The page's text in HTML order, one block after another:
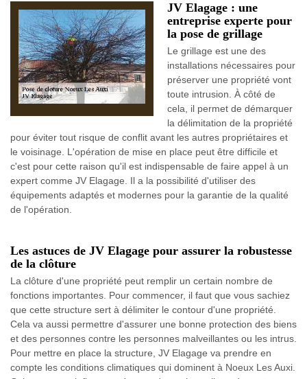
JV Elagage : une
entreprise experte pour
la pose de grillage
Le grillage est une des
installations nécessaires pour
préserver une propriété vont
toute intrusion. À côté de
cela, il permet de démarquer
la délimitation de la propriété
pour éviter tout risque de conflit avant les autres propriétaires et
le voisinage. L'opération de mise en place peut être difficile et
c'est pour cette raison qu'il est indispensable de faire appel à un
expert comme JV Elagage. Il a la possibilité d'utiliser des
équipements adaptés et modernes pour la garantie de la qualité
de l'opération.
Les astuces de JV Elagage pour assurer la robustesse
de la clôture
La clôture d'une propriété peut remplir un certain nombre de
fonctions importantes. Pour commencer, il faut que vous sachiez
que cette structure sert à délimiter le contour d'une propriété.
Cela va aussi permettre d'assurer une bonne protection des biens
et des personnes contre les personnes malveillantes ou les intrus.
Pour mettre en place la structure, JV Elagage va prendre en
compte les conditions climatiques qui dominent à Noeux Les Auxi.